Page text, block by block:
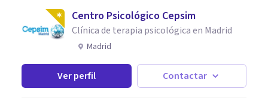
Centro Psicológico Cepsim
Clínica de terapia psicológica en Madrid
Madrid
Ver perfil Contactar